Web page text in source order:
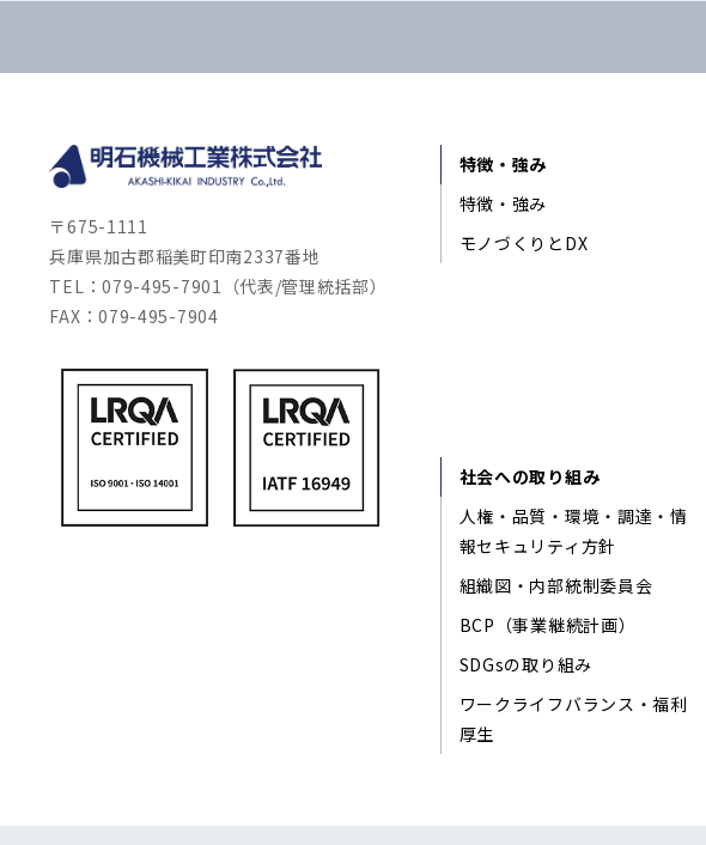
〒675-1111
兵庫県加古郡稲美町印南2337番地
TEL：079-495-7901（代表/管理統括部）
FAX：079-495-7904
特徴・強み
特徴・強み
モノづくりとDX
社会への取り組み
人権・品質・環境・調達・情
報セキュリティ方針
組織図・内部統制委員会
BCP（事業継続計画）
SDGsの取り組み
ワークライフバランス・福利
厚生